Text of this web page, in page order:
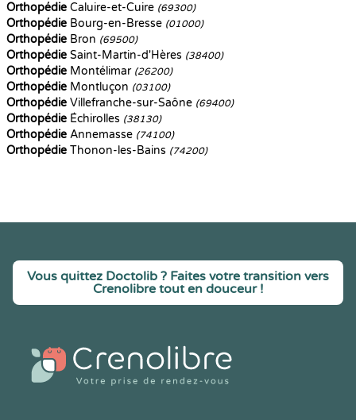
Orthopédie Caluire-et-Cuire (69300)
Orthopédie Bourg-en-Bresse (01000)
Orthopédie Bron (69500)
Orthopédie Saint-Martin-d'Hères (38400)
Orthopédie Montélimar (26200)
Orthopédie Montluçon (03100)
Orthopédie Villefranche-sur-Saône (69400)
Orthopédie Échirolles (38130)
Orthopédie Annemasse (74100)
Orthopédie Thonon-les-Bains (74200)
Vous quittez Doctolib ? Faites votre transition vers
Crenolibre tout en douceur !